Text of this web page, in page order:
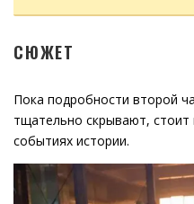
СЮЖЕТ
Пока подробности второй
тщательно скрывают,
событиях истории.